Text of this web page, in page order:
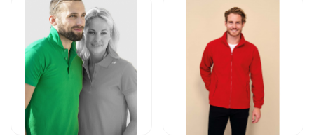
Go to product page